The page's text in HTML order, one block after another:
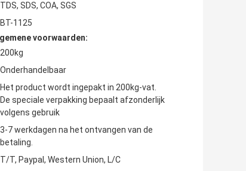
TDS, SDS, COA, SGS
BT-1125
voorwaarden:
200kg
Onderhandelbaar
Het product wordt ingepakt in 200kg-vat.
De speciale verpakking bepaalt afzonderlijk
volgens gebruik
3-7 werkdagen na het ontvangen van de
betaling.
T/T, Paypal, Western Union, L/C